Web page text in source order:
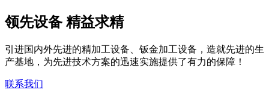
领先设备 精益求精
引进国内外先进的精加工设备、钣金加工设备，造就先进的生
产基地，为先进技术方案的迅速实施提供了有力的保障！
联系我们